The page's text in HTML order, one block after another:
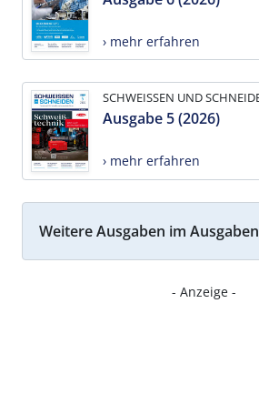
› mehr erfahren
SCHWEISSEN UND
Ausgabe 5 (2026)
› mehr erfahren
Weitere Ausgaben im
- Anzeige -